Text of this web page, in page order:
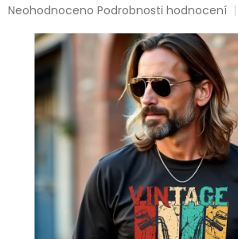
Průměrné
produktu
hvězdiček.
Neohodnoceno Podrobnosti hodnocení